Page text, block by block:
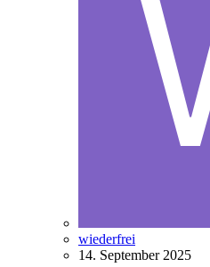
wiederfrei
14. September 2025